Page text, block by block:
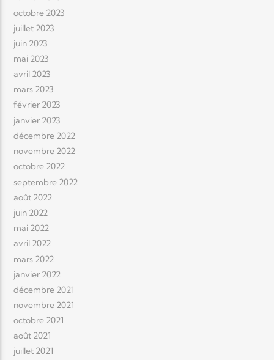
octobre 2023
juillet 2023
juin 2023
mai 2023
avril 2023
mars 2023
février 2023
janvier 2023
décembre 2022
novembre 2022
octobre 2022
septembre 2022
août 2022
juin 2022
mai 2022
avril 2022
mars 2022
janvier 2022
décembre 2021
novembre 2021
octobre 2021
août 2021
juillet 2021